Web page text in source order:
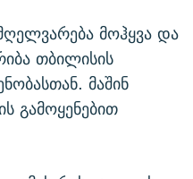
მოჰყვა და
თბილისის
მაშინ
გამოყენებით